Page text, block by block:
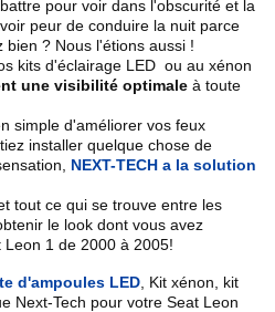
pour voir dans l'obscurité et la
peur de conduire la nuit parce
? Nous l'étions aussi !
kits d'éclairage LED ou au xénon
une visibilité optimale à toute
simple d'améliorer vos feux
installer quelque chose de
NEXT-TECH a la solution
tout ce qui se trouve entre les
le look dont vous avez
Leon 1 de 2000 à 2005!
d'ampoules LED Kit xénon, kit
Next-Tech pour votre Seat Leon